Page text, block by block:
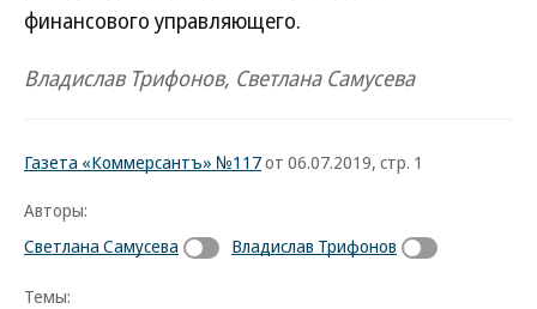
финансового управляющего.
Владислав Трифонов, Светлана Самусева
Газета «Коммерсантъ» №117от 06.07.2019, стр. 1
Авторы:
Светлана Самусева
Владислав Трифонов
Темы: